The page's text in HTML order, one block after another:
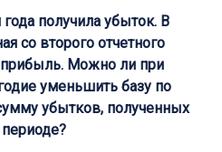
получила убыток. В
со второго отчетного
прибыль. Можно ли при
уменьшить базу по
убытков, полученных